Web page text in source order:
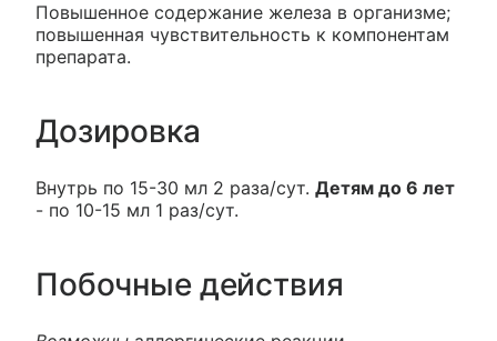
Повышенное содержание железа в организме;
повышенная чувствительность к компонентам
препарата.
Дозировка
Внутрь по 15-30 мл 2 раза/сут. Детям до 6 лет
- по 10-15 мл 1 раз/сут.
Побочные действия